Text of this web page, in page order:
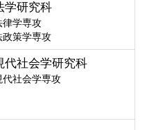
学研究科
律学専攻
政策学専攻
代社会学研究科
代社会学専攻